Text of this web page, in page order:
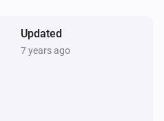
Updated
7 years ago